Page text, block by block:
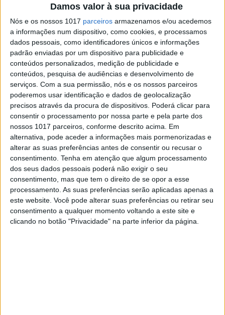
Damos valor à sua privacidade
Nós e os nossos 1017 parceiros armazenamos e/ou acedemos
a informações num dispositivo, como cookies, e processamos
dados pessoais, como identificadores únicos e informações
padrão enviadas por um dispositivo para publicidade e
conteúdos personalizados, medição de publicidade e
conteúdos, pesquisa de audiências e desenvolvimento de
serviços. Com a sua permissão, nós e os nossos parceiros
poderemos usar identificação e dados de geolocalização
precisos através da procura de dispositivos. Poderá clicar para
consentir o processamento por nossa parte e pela parte dos
nossos 1017 parceiros, conforme descrito acima. Em
alternativa, pode aceder a informações mais pormenorizadas e
alterar as suas preferências antes de consentir ou recusar o
consentimento. Tenha em atenção que algum processamento
dos seus dados pessoais poderá não exigir o seu
consentimento, mas que tem o direito de se opor a esse
processamento. As suas preferências serão aplicadas apenas a
este website. Você pode alterar suas preferências ou retirar seu
consentimento a qualquer momento voltando a este site e
clicando no botão "Privacidade" na parte inferior da página.
Domingos Cunha disputou no passado
sábado, dia 19 de abril, a jornada do
Campeonato Nacional de Enduro que
percorreu os desafiantes trilhos da serra da
Lousã.
O Bicampeão nacional de todo-o-terreno mini
baja que este ano se encontra a disputar pela
primeira vez do Campeonato Nacional de
Enduro e, por isso, ainda em modo de
aprendizagem, conseguiu impor um bom ritmo,
consistente, que lhe permitiu alcançar bons
resultados nas especiais, particularmente nas
da segunda volta, onde chegou a integrar o
grupo dos três primeiros da classificação Open
tendo, desta forma, confirmado a sua
capacidade de superação e consistência.
Terminou a corrida a meio minuto do pódio
Open, mas o tempo atribuído devido a uma
penalização nas ligações não permitiu refletir